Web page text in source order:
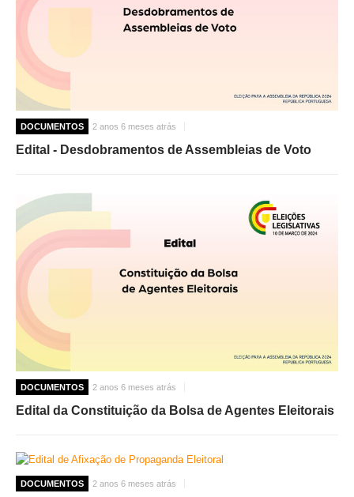
DOCUMENTOS 2 anos 6 meses atrás
Edital - Desdobramentos de Assembleias de Voto
DOCUMENTOS 2 anos 6 meses atrás
Edital da Constituição da Bolsa de Agentes Eleitorais
DOCUMENTOS 2 anos 6 meses atrás